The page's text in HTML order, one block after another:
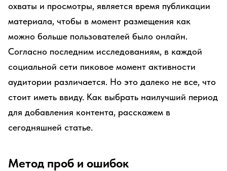
охваты и просмотры, является время публикации
материала, чтобы в момент размещения как
можно больше пользователей было онлайн.
Согласно последним исследованиям, в каждой
социальной сети пиковое момент активности
аудитории различается. Но это далеко не все, что
стоит иметь ввиду. Как выбрать наилучший период
для добавления контента, расскажем в
сегодняшней статье.
Метод проб и ошибок